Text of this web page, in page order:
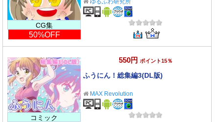
CG集
50%OFF
ゆるふわ研究所
コミック
550円 ポイント15％
ふうにん！総集編3(DL版)
MAX Revolution